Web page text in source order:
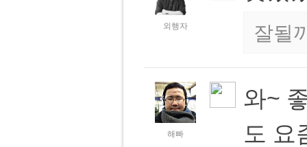
외행자 잘될
해빠
와~
도 요